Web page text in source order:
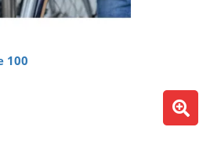
100